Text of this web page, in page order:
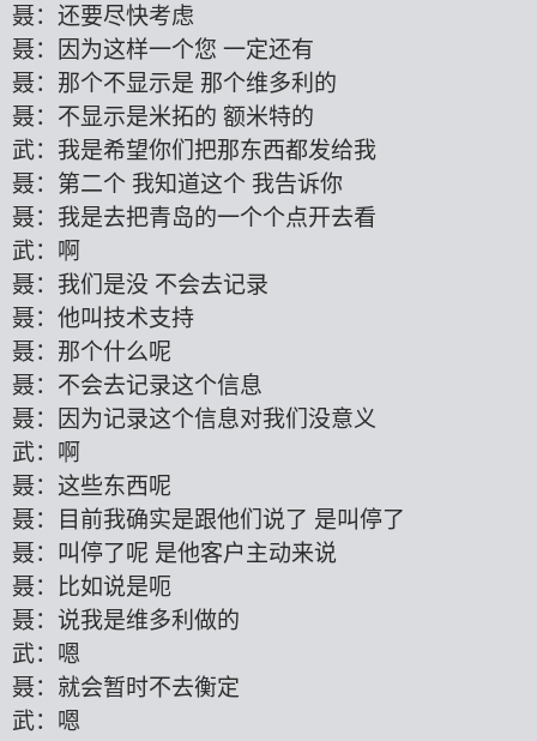
聂：还要尽快考虑
聂：因为这样一个您 一定还有
聂：那个不显示是 那个维多利的
聂：不显示是米拓的 额米特的
武：我是希望你们把那东西都发给我
聂：第二个 我知道这个 我告诉你
聂：我是去把青岛的一个个点开去看
武：啊
聂：我们是没 不会去记录
聂：他叫技术支持
聂：那个什么呢
聂：不会去记录这个信息
聂：因为记录这个信息对我们没意义
武：啊
聂：这些东西呢
聂：目前我确实是跟他们说了 是叫停了
聂：叫停了呢 是他客户主动来说
聂：比如说是呃
聂：说我是维多利做的
武：嗯
聂：就会暂时不去衡定
武：嗯